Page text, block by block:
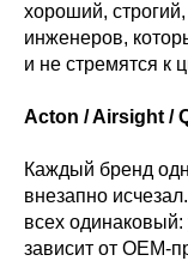
хороший,
инженеров,
и не стремятся к
Acton / Airsight /
Каждый бренд
внезапно
всех
зависит от OEM-